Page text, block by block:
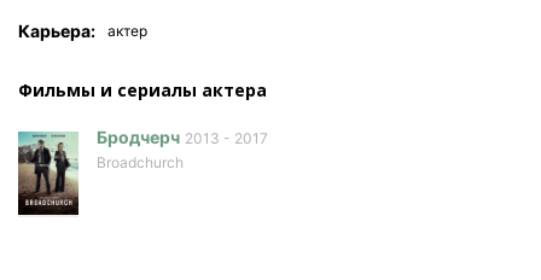
Карьера: актер
Фильмы и сериалы актера
Бродчерч 2013 - 2017
Broadchurch